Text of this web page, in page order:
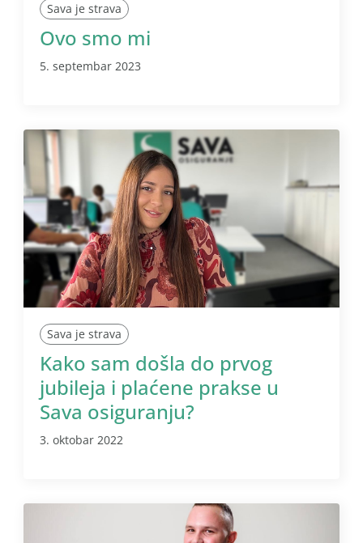
Sava je strava
Ovo smo mi
5. septembar 2023
Sava je strava
Kako sam došla do prvog
jubileja i plaćene prakse u
Sava osiguranju?
3. oktobar 2022